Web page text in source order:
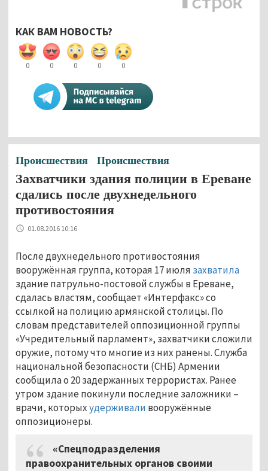
КАК ВАМ НОВОСТЬ?
0 0 0 0 0
Происшествия Происшествия
Захватчики здания полиции в Ереване
сдались после двухнедельного
противостояния
01.08.2016 10:16
После двухнедельного противостояния
вооружённая группа, которая 17 июля захватила
здание патрульно-постовой службы в Ереване,
сдалась властям, сообщает «Интерфакс» со
ссылкой на полицию армянской столицы. По
словам представителей оппозиционной группы
«Учредительный парламент», захватчики сложили
оружие, потому что многие из них ранены. Служба
национальной безопасности (СНБ) Армении
сообщила о 20 задержанных террористах. Ранее
утром здание покинули последние заложники –
врачи, которыхудерживали вооружённые
оппозиционеры.
«Спецподразделения
правоохранительных органов своими